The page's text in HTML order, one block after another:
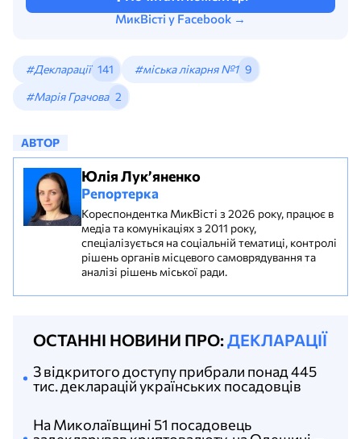
МикВісті у Facebook →
#Декларації 141 #міська лікарня №1 9
#Марія Грачова 2
АВТОР
Юлія Лук’яненко
Репортерка
Кореспондентка МикВісті з 2026 року, працює в
медіа та комунікаціях з 2011 року,
спеціалізується на соціальній тематиці, контролі
рішень органів місцевого самоврядування та
аналізі рішень міської ради.
ОСТАННІ НОВИНИ ПРО:ДЕКЛАРАЦІЇ
На Миколаївщині 51 посадовець
З відкритого доступу прибрали понад 445
тис. декларацій українських посадовців